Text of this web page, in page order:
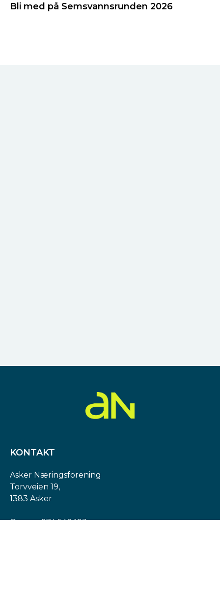
Bli med på Semsvannsrunden 2026
KONTAKT
Asker Næringsforening
Torvveien 19,
1383 Asker
Org. nr: 974 540 193